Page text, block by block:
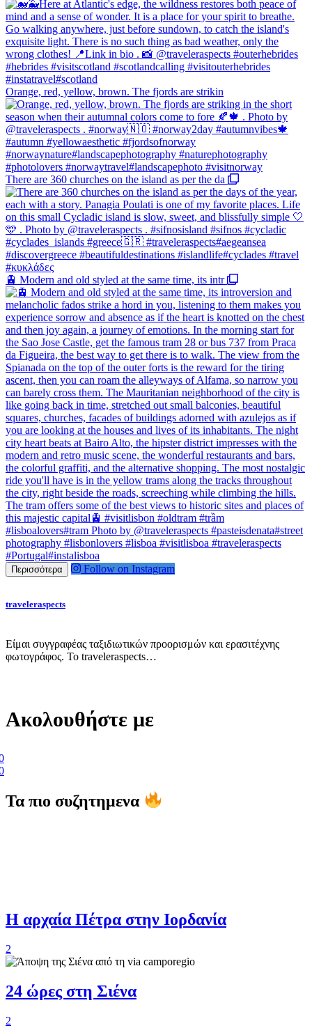
Orange, red, yellow, brown. The fjords are strikin
There are 360 churches on the island as per the da
🚊 Modern and old styled at the same time, its intr
Περισσότερα Follow on Instagram
traveleraspects
Είμαι συγγραφέας ταξιδιωτικών προορισμών και ερασιτέχνης
φωτογράφος. Το traveleraspects…
Ακολουθήστε με
Τα πιο συζητημενα
Η αρχαία Πέτρα στην Ιορδανία
2
24 ώρες στη Σιένα
2